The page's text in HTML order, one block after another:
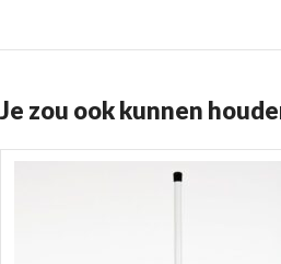
Je zou ook kunnen